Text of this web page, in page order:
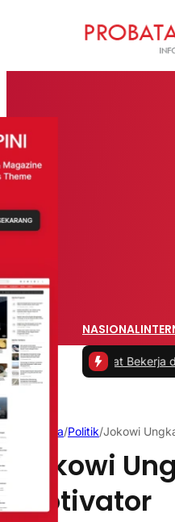
NASIONAL
saat Bekerja dari Rumah|#2 -
Beranda/Politik/Jokowi
Jokowi
Motivator